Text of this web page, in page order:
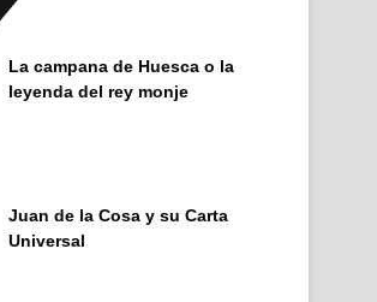
La campana de Huesca o la
leyenda del rey monje
Juan de la Cosa y su Carta
Universal